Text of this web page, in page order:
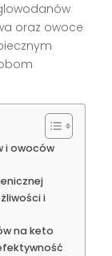
oraz owoce
i owoców
i
na keto